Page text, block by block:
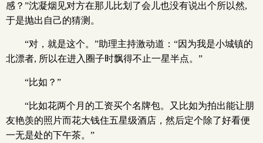
感？”沈凝烟见对方在那儿比划了会儿也没有说出个所以然,
于是抛出自己的猜测。
“对，就是这个。”助理主持激动道：“因为我是小城镇的
北漂者, 所以在进入圈子时飘得不止一星半点。”
“比如？”
“比如花两个月的工资买个名牌包。又比如为拍出能让朋
友艳羡的照片而花大钱住五星级酒店，然后定个除了好看便
一无是处的下午茶。”